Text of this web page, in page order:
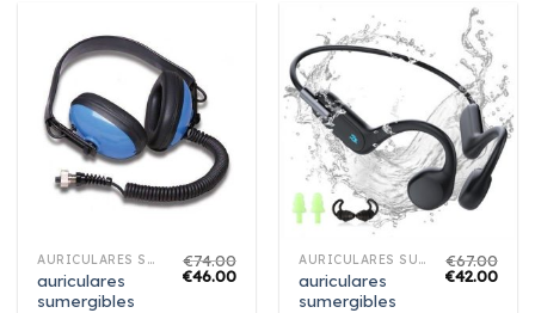
AURICULARES SUMERGIBLES
auriculares
sumergibles
€74.00
€46.00
AURICULARES SUMERGIBLES
auriculares
sumergibles
€67.00
€42.00